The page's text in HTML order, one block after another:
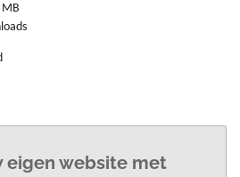
MB
eigen website met